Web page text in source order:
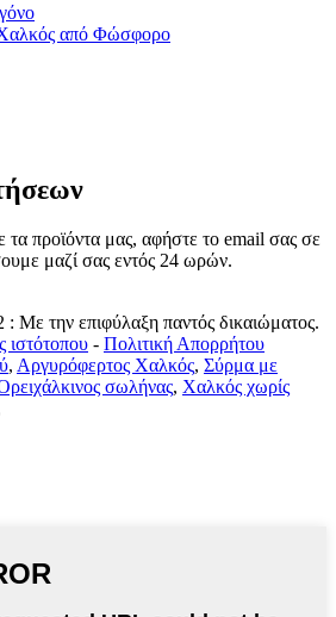
από Φώσφορο
τα προϊόντα μας, αφήστε το email σας σε
μαζί σας εντός 24 ωρών.
την επιφύλαξη παντός δικαιώματος.
ιστότοπου - Πολιτική Απορρήτου
, Αργυρόφερτος Χαλκός, Σύρμα με
σωλήνας, Χαλκός χωρίς